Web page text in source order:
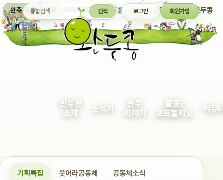
완주 마을 소식지 지역의 작은 이야기를 다정하게 엮어 보여주는 완두콩
통합검색 검색 로그인 회원가입
완두콩
소개
소식지
완주
이야기
활동/
포트폴리오
커뮤
기획특집 웃어라공동체 공동체소식